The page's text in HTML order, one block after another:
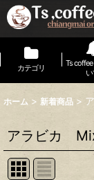
カテゴリ
Ts
ホーム > 新着商品 >
アラビカ